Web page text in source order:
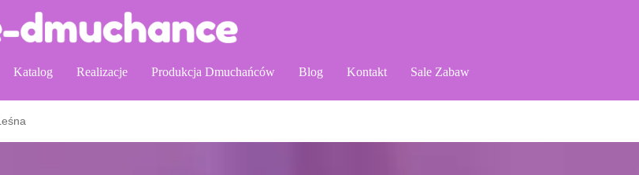
Katalog Realizacje Produkcja Dmuchańców Blog Kontakt Sale Zabaw